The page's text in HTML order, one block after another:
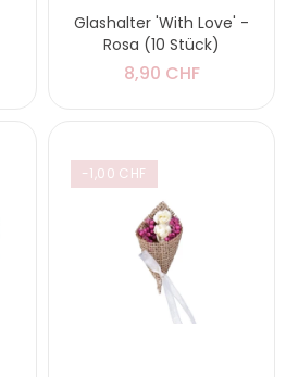
Glashalter 'With Love' -
Rosa (10 Stück)
8,90 CHF
-1,00 CHF